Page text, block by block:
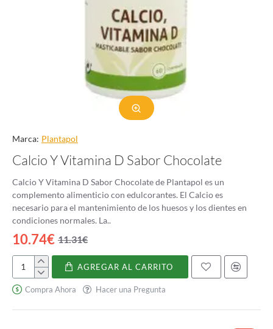
Marca: Plantapol
Calcio Y Vitamina D Sabor Chocolate
Calcio Y Vitamina D Sabor Chocolate de Plantapol es un
complemento alimenticio con edulcorantes. El Calcio es
necesario para el mantenimiento de los huesos y los dientes en
condiciones normales. La..
10.74€ 11.31€
Calcio
Y
Vitamina
D
AGREGAR AL CARRITO
Compra Ahora Hacer una Pregunta